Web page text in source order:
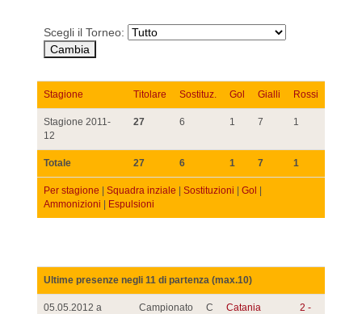
Scegli il Torneo:
Stagione Titolare Sostituz. Gol Gialli Rossi
Stagione 2011-
12
27 6 1 7 1
Totale 27 6 1 7 1
Per stagione Squadra inziale Sostituzioni Gol
Ammonizioni
Espulsioni
Ultime presenze negli 11 di partenza (max.10)
05.05.2012 a
Campionato C Catania
2 -